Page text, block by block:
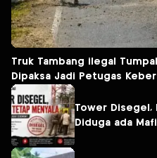
Truk Tambang ilegal
Dipaksa Jadi Petugas
Tower Disegel, Listrik Tetap Menyala: